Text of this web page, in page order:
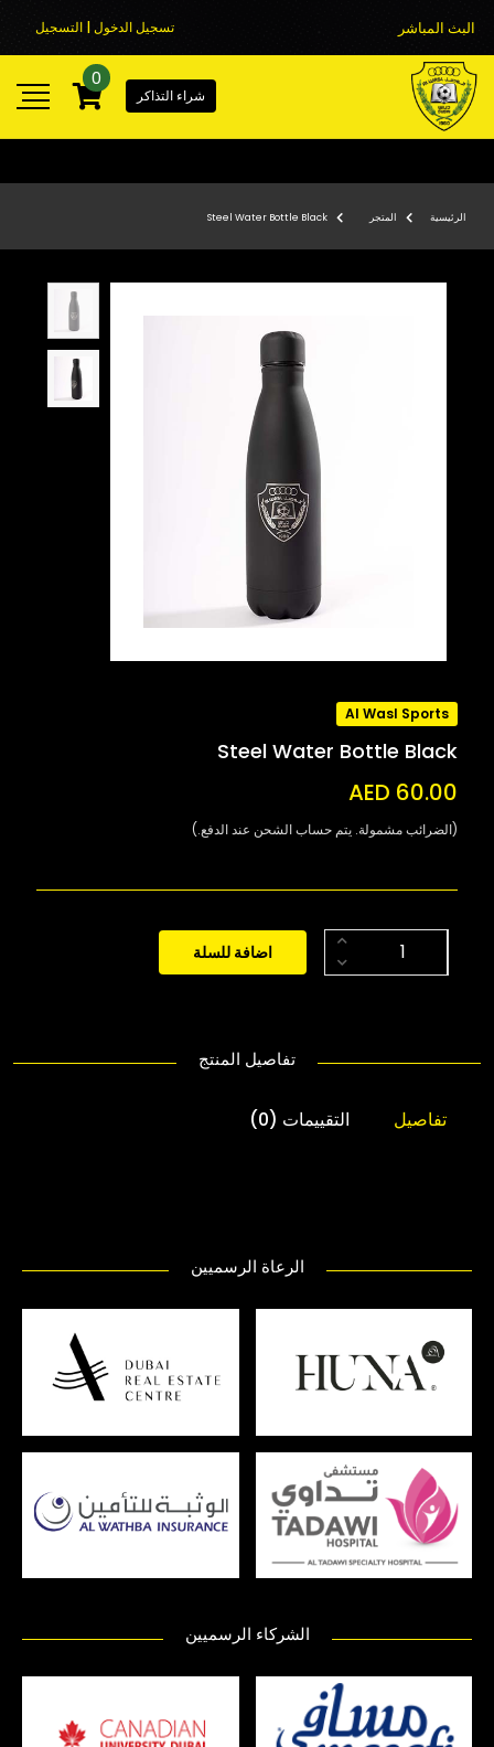
البث المباشر تسجيل الدخول | التسجيل
شراء التذاكر
0
الرئيسية المتجر Steel Water Bottle Black
Al Wasl Sports
Steel Water Bottle Black
AED 60.00
(الضرائب مشمولة. يتم حساب الشحن عند الدفع.)
اضافة للسلة
تفاصيل المنتج
تفاصيل التقييمات (0)
الرعاة الرسميين
الشركاء الرسميين